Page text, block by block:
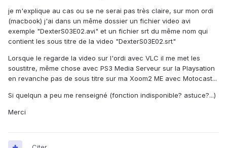
je m'explique au cas ou se ne serai pas très claire, sur mon ordi
(macbook) j'ai dans un même dossier un fichier video avi
exemple "DexterS03E02.avi" et un fichier srt du même nom qui
contient les sous titre de la video "DexterS03E02.srt"
Lorsque le regarde la video sur l'ordi avec VLC il me met les
soustitre, même chose avec PS3 Media Serveur sur la Playsation
en revanche pas de sous titre sur ma Xoom2 ME avec Motocast...
Si quelqun a peu me renseigné (fonction indisponible? astuce?...)
Merci